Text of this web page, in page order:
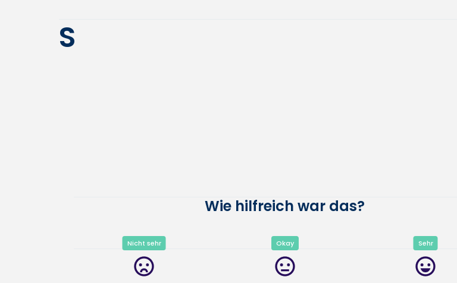
S
Wie hilfreich war das?
Nicht sehr Okay Sehr